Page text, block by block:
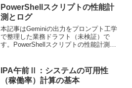
自動化されたレポート作成のために、各
クライアント...
PowerShellスクリプトの性能計
測とログ
本記事はGeminiの出力をプロンプト工学
で整理した業務ドラフト（未検証）で
す。PowerShellスクリプトの性能計測と
務において不可欠な自動化ツールです。
しか...
IPA午前Ⅱ：システムの可用性
（稼働率）計算の基本